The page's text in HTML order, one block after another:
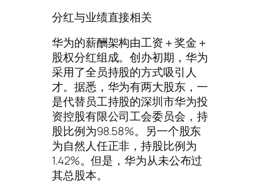
分红与业绩直接相关
华为的薪酬架构由工资＋奖金＋
股权分红组成。创办初期，华为
采用了全员持股的方式吸引人
才。据悉，华为有两大股东，一
是代替员工持股的深圳市华为投
资控股有限公司工会委员会，持
股比例为98.58%。另一个股东
为自然人任正非，持股比例为
1.42%。但是，华为从未公布过
其总股本。